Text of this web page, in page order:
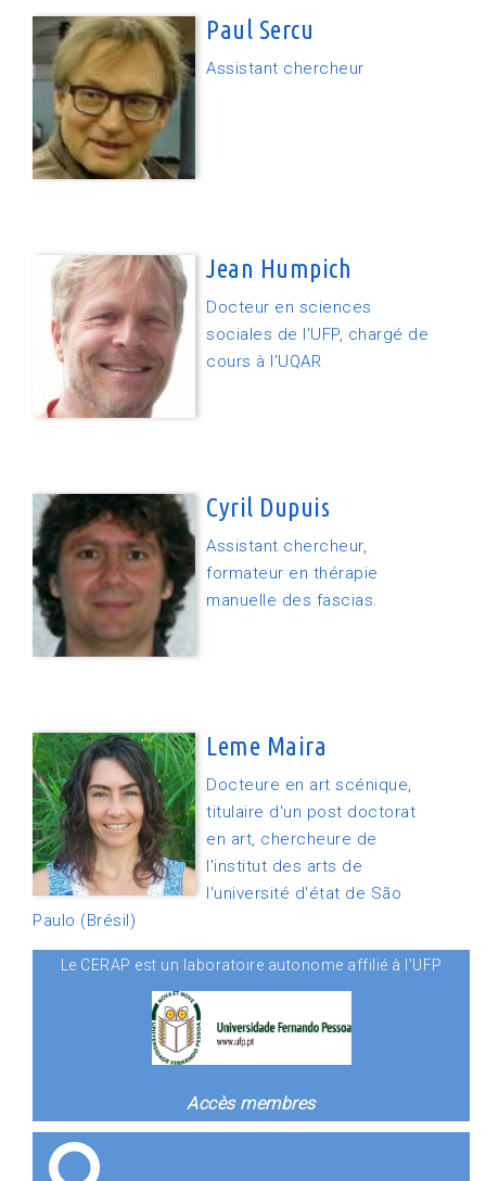
Paul Sercu
Assistant chercheur
Jean Humpich
Docteur en sciences
sociales de l'UFP, chargé de
cours à l'UQAR
Cyril Dupuis
Assistant chercheur,
formateur en thérapie
manuelle des fascias.
Leme Maira
Docteure en art scénique,
titulaire d'un post doctorat
en art, chercheure de
l'institut des arts de
l'université d'état de São
Paulo (Brésil)
Le CERAP est un laboratoire autonome affilié à l'UFP
Accès membres